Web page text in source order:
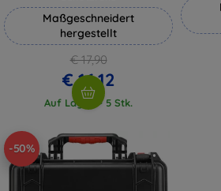
Maßgeschneidert
hergestellt
€ 17,90
€ 16,12
Auf Lager > 5 Stk.
-50%